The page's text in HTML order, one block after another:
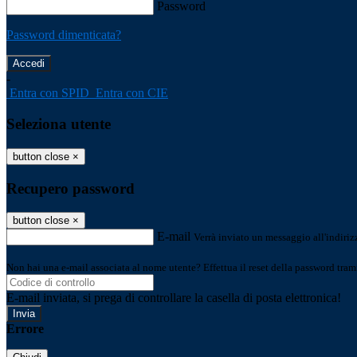
Password
Password dimenticata?
-
Entra con SPID Entra con CIE
Seleziona utente
button close ×
Recupero password
button close ×
E-mail Verrà inviato un messaggio
Non hai una e-mail associata al nome utente? Effettua il reset della password
E-mail inviata, si prega di controllare la casella di posta elettronica!
Errore